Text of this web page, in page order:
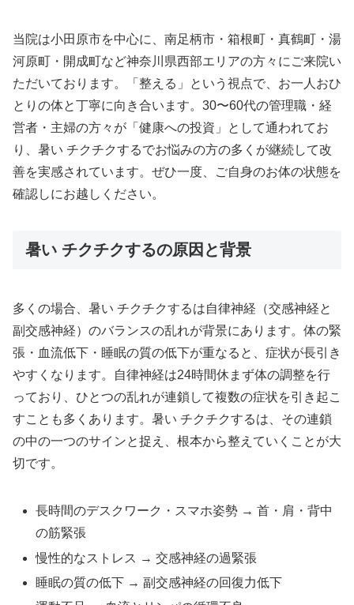
当院は小田原市を中心に、南足柄市・箱根町・真鶴町・湯
河原町・開成町など神奈川県西部エリアの方々にご来院い
ただいております。「整える」という視点で、お一人おひ
とりの体と丁寧に向き合います。30〜60代の管理職・経
営者・主婦の方々が「健康への投資」として通われてお
り、暑い チクチクするでお悩みの方の多くが継続して改
善を実感されています。ぜひ一度、ご自身のお体の状態を
確認しにお越しください。
暑い チクチクするの原因と背景
多くの場合、暑い チクチクするは自律神経（交感神経と
副交感神経）のバランスの乱れが背景にあります。体の緊
張・血流低下・睡眠の質の低下が重なると、症状が長引き
やすくなります。自律神経は24時間休まず体の調整を行
っており、ひとつの乱れが連鎖して複数の症状を引き起こ
すことも多くあります。暑い チクチクするは、その連鎖
の中の一つのサインと捉え、根本から整えていくことが大
切です。
長時間のデスクワーク・スマホ姿勢 → 首・肩・背中
の筋緊張
慢性的なストレス → 交感神経の過緊張
睡眠の質の低下 → 副交感神経の回復力低下